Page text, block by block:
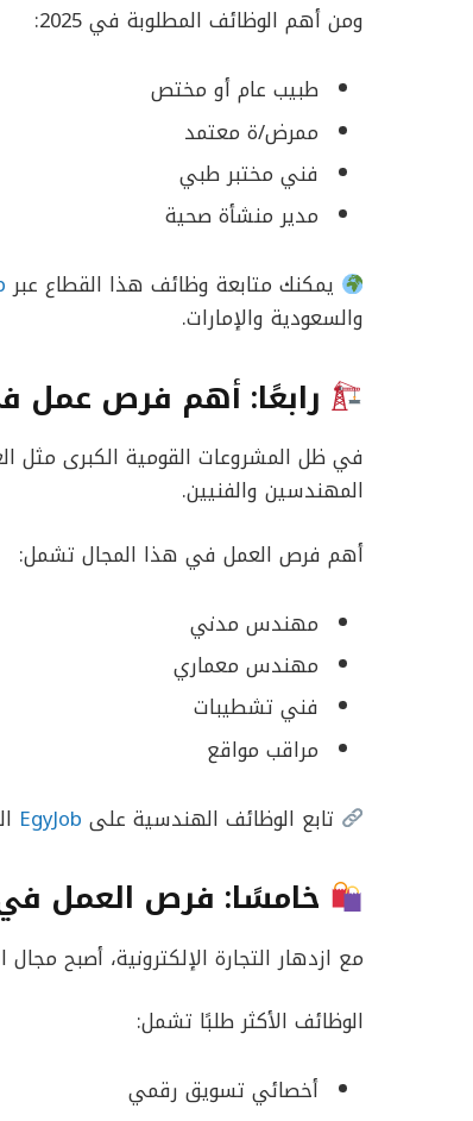
ومن أهم الوظائف المطلوبة في 2025:
طبيب عام أو مختص
ممرض/ة معتمد
فني مختبر طبي
مدير منشأة صحية
يمكنك متابعة وظائف هذا القطاع عبر
والسعودية والإمارات.
رابعًا: أهم فرص عمل
في ظل المشروعات القومية الكبرى مثل
المهندسين والفنيين.
أهم فرص العمل في هذا المجال تشمل:
مهندس مدني
مهندس معماري
فني تشطيبات
مراقب مواقع
تابع الوظائف الهندسية على EgyJob
خامسًا: فرص العمل
مع ازدهار التجارة الإلكترونية، أصبح
الوظائف الأكثر طلبًا تشمل:
أخصائي تسويق رقمي